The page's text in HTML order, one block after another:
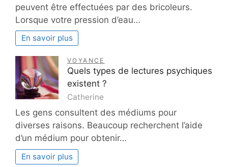
peuvent être effectuées par des bricoleurs.
Lorsque votre pression d’eau…
En savoir plus
VOYANCE
Quels types de lectures psychiques
existent ?
Catherine
Les gens consultent des médiums pour
diverses raisons. Beaucoup recherchent l’aide
d’un médium pour obtenir…
En savoir plus